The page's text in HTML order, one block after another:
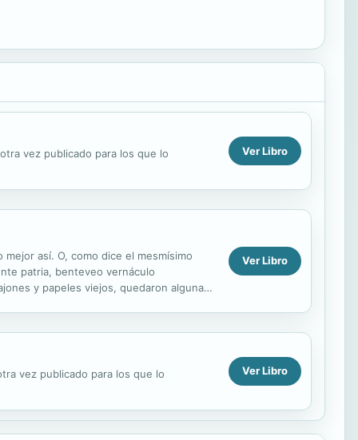
vez publicado para los que lo Ver Libro
así. O, como dice el mesmísimo
patria, benteveo vernáculo
y papeles viejos, quedaron algunas
Ver Libro
vez publicado para los que lo Ver Libro